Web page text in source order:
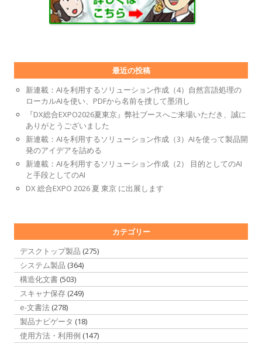
最近の投稿
新連載：AIを利用するソリューション作成（4）自然言語処理の
ローカルAIを使い、PDFから名前を捜して墨消し
『DX総合EXPO2026夏東京』弊社ブースへご来場いただき、誠に
ありがとうございました
新連載：AIを利用するソリューション作成（3）AIを使って製品開
発のアイデアを詰める
新連載：AIを利用するソリューション作成（2） 目的としてのAI
と手段としてのAI
DX 総合EXPO 2026 夏 東京 に出展します
カテゴリー
デスクトップ製品 (275)
システム製品 (364)
構造化文書 (503)
スキャナ保存 (249)
e-文書法 (278)
製品ナビゲータ (18)
使用方法・利用例 (147)